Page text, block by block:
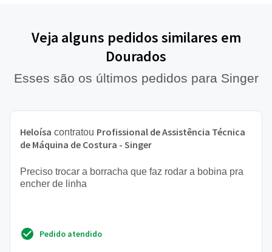
Veja alguns pedidos similares em
Dourados
Esses são os últimos pedidos para Singer
Heloísa contratou Profissional de Assistência Técnica
de Máquina de Costura - Singer
Preciso trocar a borracha que faz rodar a bobina pra
encher de linha
Pedido atendido